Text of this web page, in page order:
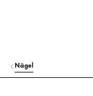
Nägel